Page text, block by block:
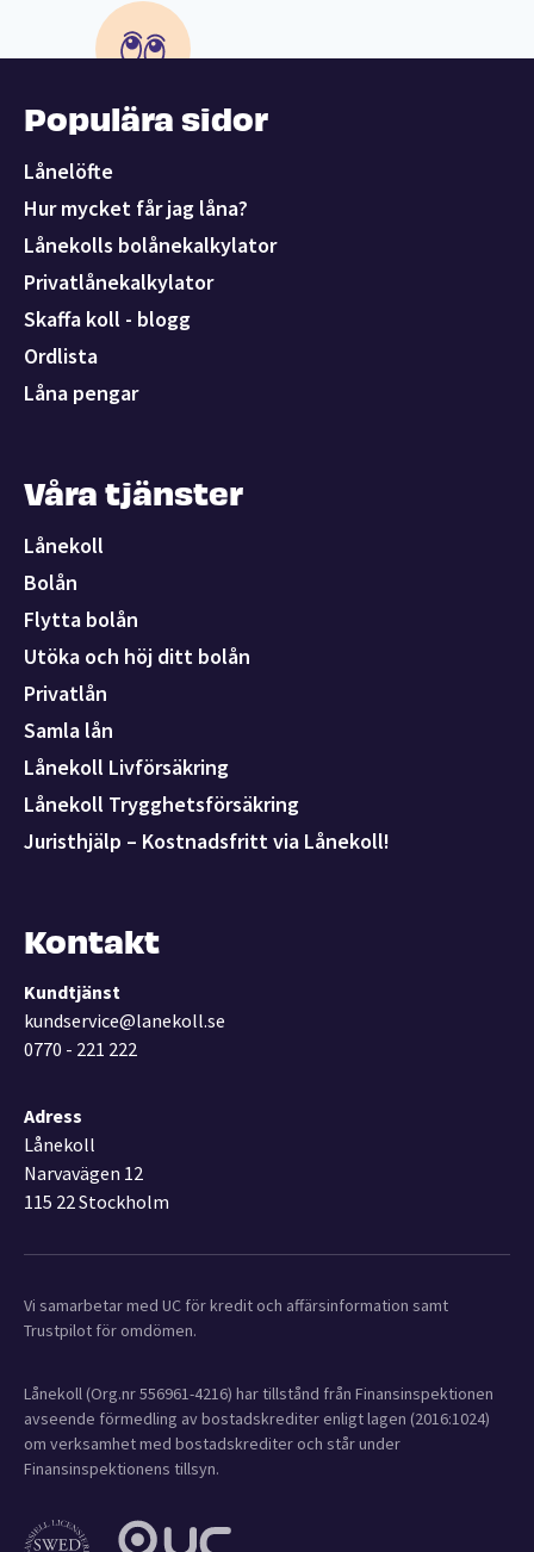
Populära sidor
Lånelöfte
Hur mycket får jag låna?
Lånekolls bolånekalkylator
Privatlånekalkylator
Skaffa koll - blogg
Ordlista
Låna pengar
Våra tjänster
Lånekoll
Bolån
Flytta bolån
Utöka och höj ditt bolån
Privatlån
Samla lån
Lånekoll Livförsäkring
Lånekoll Trygghetsförsäkring
Juristhjälp – Kostnadsfritt via Lånekoll!
Kontakt
Kundtjänst
kundservice@lanekoll.se
0770 - 221 222
Adress
Lånekoll
Narvavägen 12
115 22 Stockholm
Vi samarbetar med UC för kredit och affärsinformation samt
Trustpilot för omdömen.
Lånekoll (Org.nr 556961-4216) har tillstånd från Finansinspektionen
avseende förmedling av bostadskrediter enligt lagen (2016:1024)
om verksamhet med bostadskrediter och står under
Finansinspektionens tillsyn.